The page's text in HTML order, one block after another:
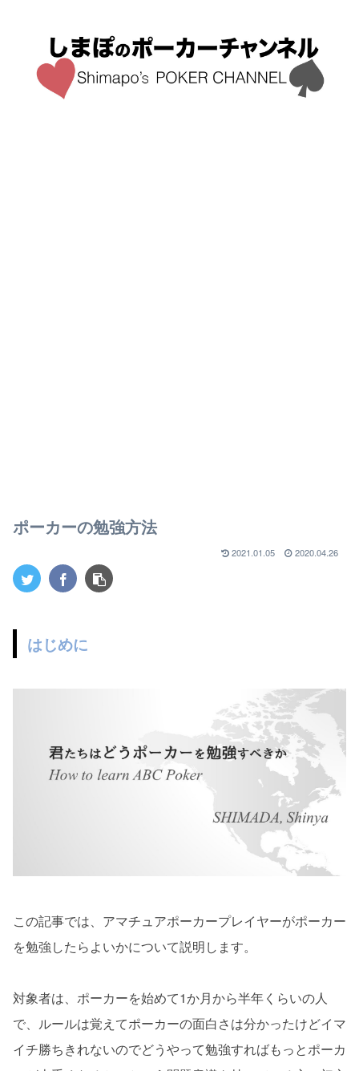
ポーカーの勉強方法
2021.01.05 2020.04.26
はじめに
この記事では、アマチュアポーカープレイヤーがポーカー
を勉強したらよいかについて説明します。
対象者は、ポーカーを始めて1か月から半年くらいの人
で、ルールは覚えてポーカーの面白さは分かったけどイマ
イチ勝ちきれないのでどうやって勉強すればもっとポーカ